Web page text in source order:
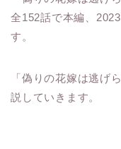
全152話で本編、
す。
「偽りの花嫁は逃げ
説していきます。